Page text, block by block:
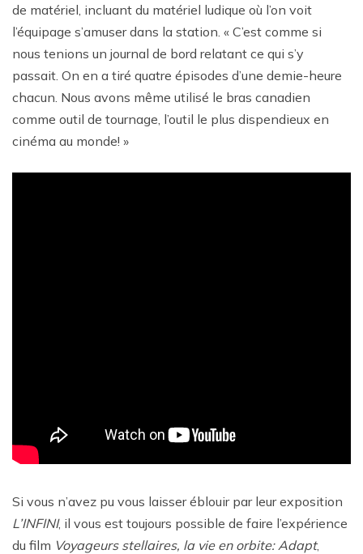
de matériel, incluant du matériel ludique où l’on voit
l’équipage s’amuser dans la station. « C’est comme si
nous tenions un journal de bord relatant ce qui s’y
passait. On en a tiré quatre épisodes d’une demie-heure
chacun. Nous avons même utilisé le bras canadien
comme outil de tournage, l’outil le plus dispendieux en
cinéma au monde! »
Si vous n’avez pu vous laisser éblouir par leur exposition
L’INFINI, il vous est toujours possible de faire l’expérience
du film Voyageurs stellaires, la vie en orbite: Adapt,